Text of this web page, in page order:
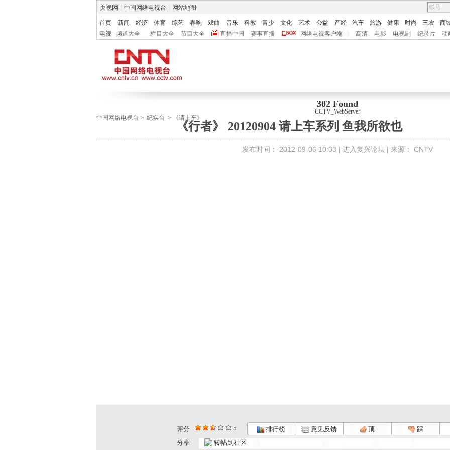
央视网 中国网络电视台 网站地图
首页 新闻 经济 体育 综艺 春晚 戏曲 音乐 科教 青少 文化 艺术 公益 产经 汽车 旅游 健康 时尚 三农
商
电视
频道大全 栏目大全 节目大全 直播中国 赛事直播 网络电视客户端 高清 电影 电视剧 纪录片 动
302 Found
CCTV_WebServer
中国网络电视台 > 纪实台 > 《请上车》
《行者》 20120904 请上车系列 鱼我所欲也
发布时间： 2012-09-06 10:03 | 进入复兴论坛 | 来源： CNTV
评分 5 排行榜 意见反馈 顶
踩
分享
转帖到社区